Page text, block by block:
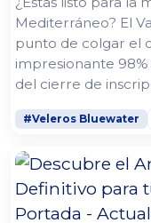
Mediterráneo? El
punto de colgar el
impresionante
del cierre de
confirmadas y más
barcos a vela de
novedades en
#Veleros Bluewater